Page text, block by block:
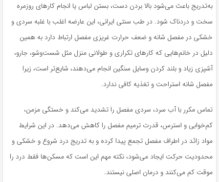
به‌تدریج باعث می‌شود بالا بردن دست، بستن لباس یا انجام کارهای روزمره
سخت و دردناک شود. در طب سنتی ایرانی، این عارضه اغلب با غلبه سردی و
خشکی در مفصل شانه و ضعف حرارت غریزی مفصل ارتباط دارد به همین
دلیل در خانم‌هایی که کارهای تکراری و طولانی منزل مثل شست‌وشو، جارو،
آشپزی زیاد و بلند کردن وسایل سنگین انجام می‌دهند، شایع‌تر است، زیرا
مفصل شانه استراحت و تغذیه کافی ندارد.
تماس مکرر با آب سرد، سردی مفصل را تشدید می‌کند و خستگی مزمن،
کم‌خوابی و استرس، قدرت ترمیم مفصل را کاهش می‌دهد. در این شرایط
مواد زائد در اطراف مفصل تجمع پیدا کرده و به تدریج درد شروع و خشکی و
محدودیت حرکت ایجاد می‌شود، نکته مهم این است که مسکن‌ها فقط درد را
موقت کم می‌کنند و درمان اصلی نیستند.